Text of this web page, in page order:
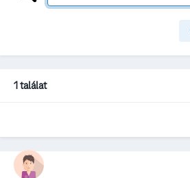
1 találat